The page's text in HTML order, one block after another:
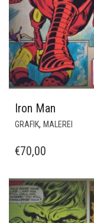
Iron Man
GRAFIK, MALEREI
€70,00